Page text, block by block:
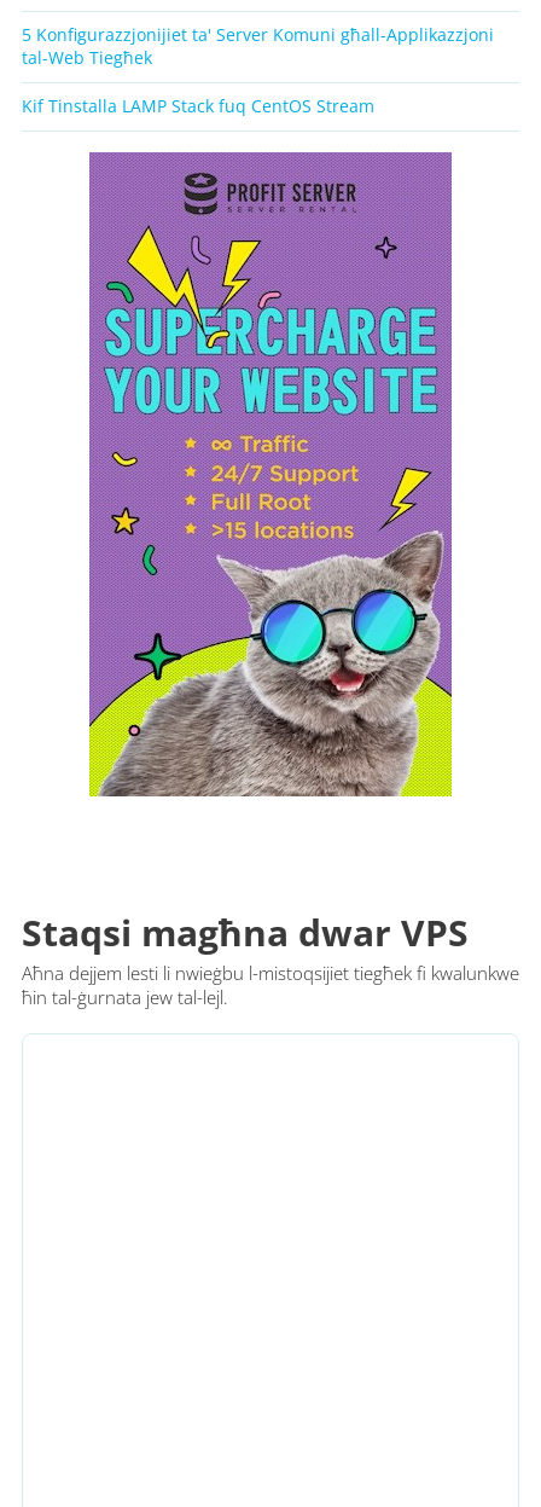
5 Konfigurazzjonijiet ta' Server Komuni għall-Applikazzjoni
tal-Web Tiegħek
Kif Tinstalla LAMP Stack fuq CentOS Stream
Staqsi magħna dwar VPS
Aħna dejjem lesti li nwieġbu l-mistoqsijiet tiegħek fi kwalunkwe
ħin tal-ġurnata jew tal-lejl.